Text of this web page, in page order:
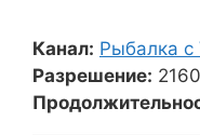
Канал: Рыбалка с
Разрешение: